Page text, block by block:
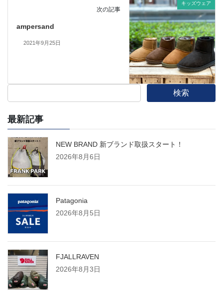
キッズウェア
次の記事
ampersand
2021年9月25日
検索
最新記事
NEW BRAND 新ブランド取扱スタート！
2026年8月6日
Patagonia
2026年8月5日
FJALLRAVEN
2026年8月3日